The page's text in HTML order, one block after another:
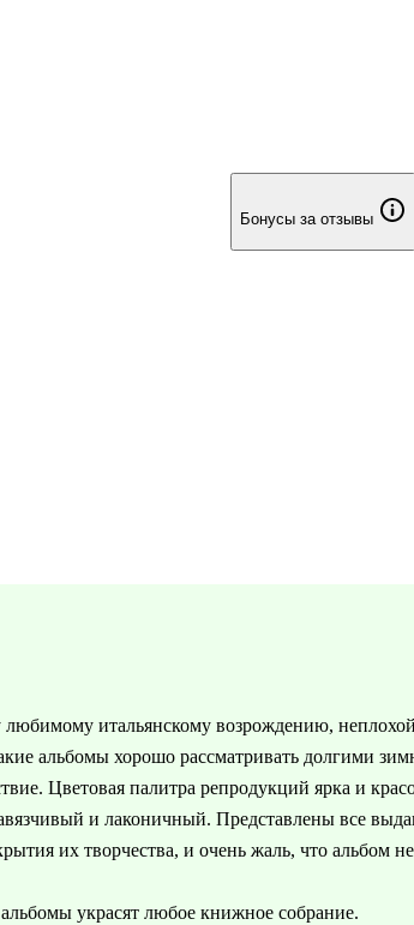
Бонусы за отзывы
итальянскому возрождению,
альбомы хорошо рассматривать долгими
Цветовая палитра репродукций ярка и
и лаконичный. Представлены все
их творчества, и очень жаль, что альбом
украсят любое книжное собрание.